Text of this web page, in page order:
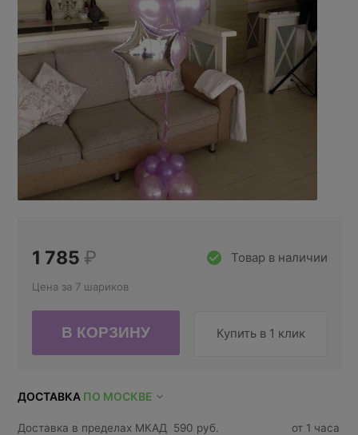
Товар в наличии
1 785 ₽
Цена за 7 шариков
Купить в 1 клик
ДОСТАВКА ПО МОСКВЕ
Доставка в пределах МКАД 590 руб. от 1 часа